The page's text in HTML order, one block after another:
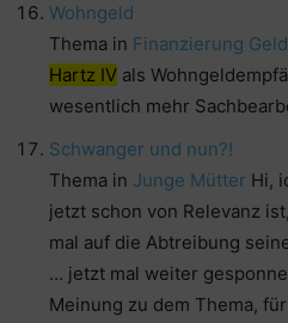
Wohngeld
Thema in Finanzierung
Hartz IV als
wesentlich mehr
Schwanger und nun?!
Thema in Junge Mütter Hi,
jetzt schon von Relevanz
mal auf die Abtreibung
… jetzt mal weiter
Meinung zu dem Thema,